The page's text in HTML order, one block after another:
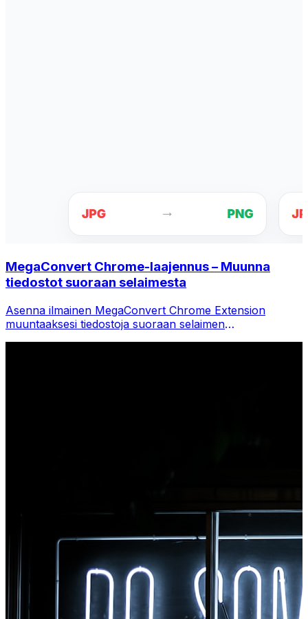
MegaConvert Chrome-laajennus – Muunna
tiedostot suoraan selaimesta
Asenna ilmainen MegaConvert Chrome Extension
muuntaaksesi tiedostoja suoraan selaimen